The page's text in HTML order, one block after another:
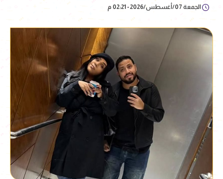
الجمعة 07/أغسطس/2026 - 02:21 م